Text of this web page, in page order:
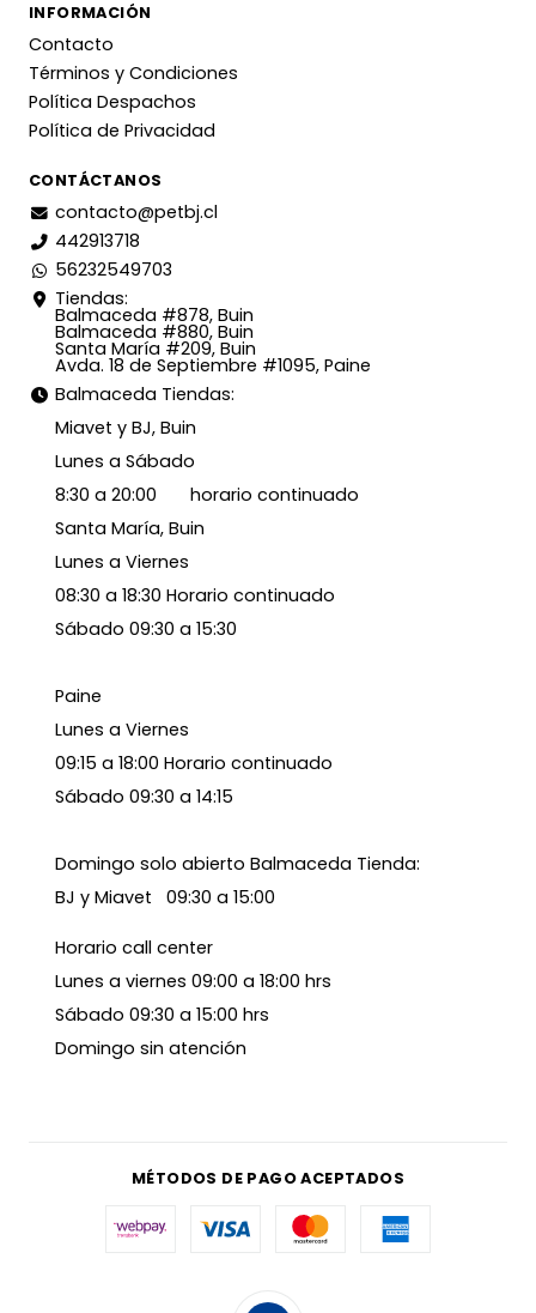
INFORMACIÓN
Contacto
Términos y Condiciones
Política Despachos
Política de Privacidad
CONTÁCTANOS
contacto@petbj.cl
442913718
56232549703
Tiendas:
Balmaceda #878, Buin
Balmaceda #880, Buin
Santa María #209, Buin
Avda. 18 de Septiembre #1095, Paine
Balmaceda Tiendas:
Miavet y BJ, Buin
Lunes a Sábado
8:30 a 20:00 horario continuado
Santa María, Buin
Lunes a Viernes
08:30 a 18:30 Horario continuado
Sábado 09:30 a 15:30
Paine
Lunes a Viernes
09:15 a 18:00 Horario continuado
Sábado 09:30 a 14:15
Domingo solo abierto Balmaceda Tienda:
BJ y Miavet 09:30 a 15:00
Horario call center
Lunes a viernes 09:00 a 18:00 hrs
Sábado 09:30 a 15:00 hrs
Domingo sin atención
MÉTODOS DE PAGO ACEPTADOS